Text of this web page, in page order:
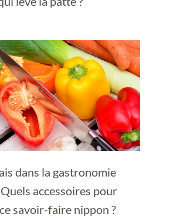
dans la gastronomie
accessoires pour
savoir-faire nippon ?